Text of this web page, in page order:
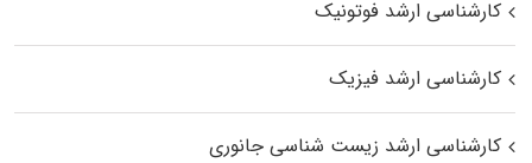
کارشناسی ارشد فوتونیک
کارشناسی ارشد فیزیک
کارشناسی ارشد زیست‌ شناسی جانوری